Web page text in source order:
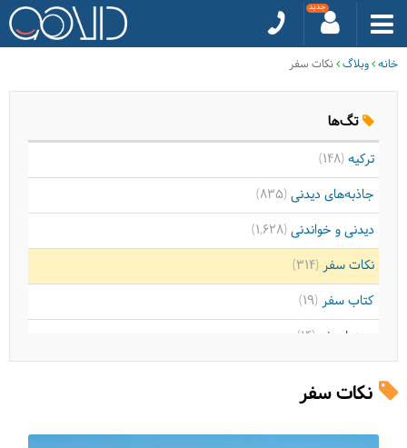
خانه وبلاگ نکات سفر
تگ‌ها
ترکیه(148)
جاذبه‌های دیدنی(835)
دیدنی و خواندنی(1,628)
نکات سفر(314)
کتاب سفر(19)
سینما سفر (14)
تکنولوژی سفر(31)نکات سفر